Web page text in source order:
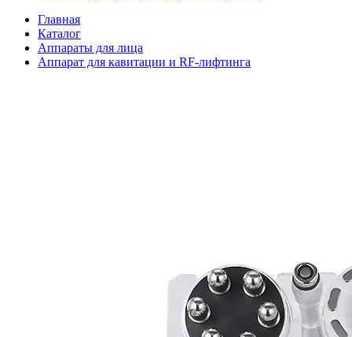
Главная
Каталог
Аппараты для лица
Аппарат для кавитации и RF-лифтинга